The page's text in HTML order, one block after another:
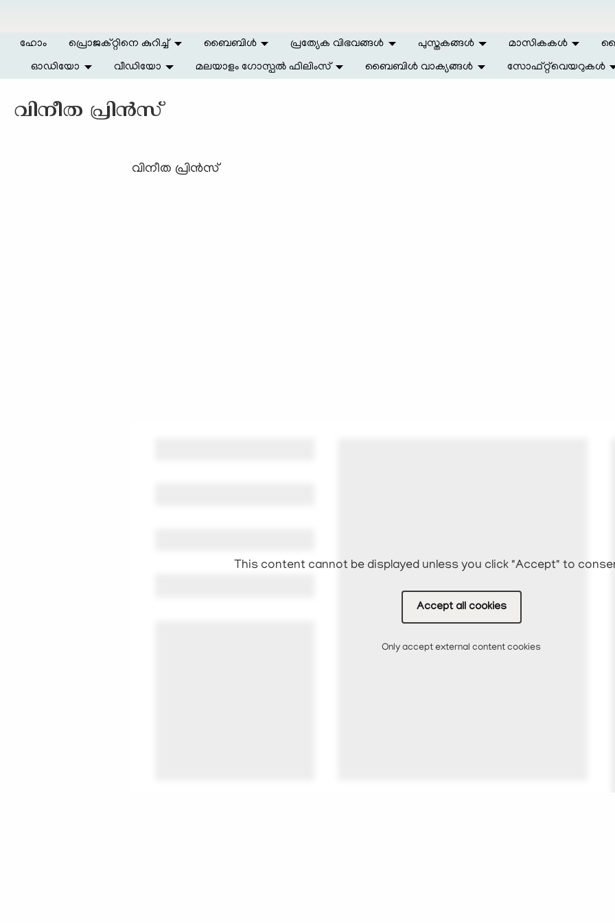
ഹോം പ്രൊജക്റ്റിനെ കുറിച്ച് ബൈബിള്‍ പ്രത്യേക വിഭവങ്ങള്‍ പുസ്തകങ്ങള്‍ മാസികകള്‍
ഓഡിയോ
വീഡിയോ മലയാളം ഗോസ്പൽ ഫിലിംസ് ബൈബിള്‍ വാക്യങ്ങള്‍ സോഫ്റ്റ്‌വെയറുകള്‍
വിനീത പ്രിന്‍സ്
വിനീത പ്രിന്‍സ്
This content cannot be displayed unless you click "Accept" to
Accept all cookies
Only accept external content cookies